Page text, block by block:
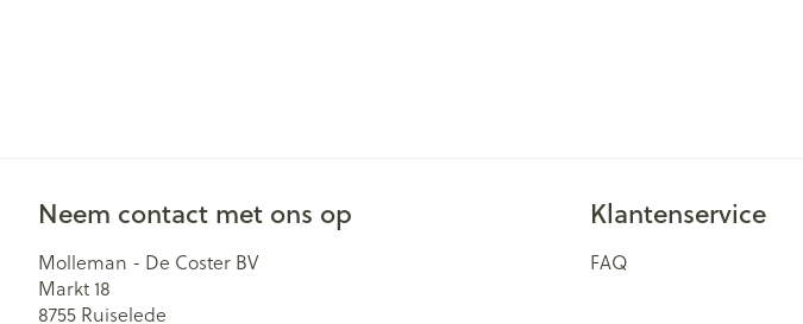
Neem contact met ons op
Molleman - De Coster BV
Markt 18
8755 Ruiselede
Klantenservice
FAQ